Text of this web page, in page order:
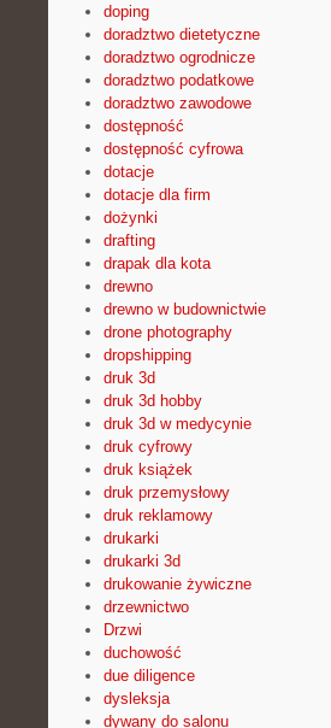
doping
doradztwo dietetyczne
doradztwo ogrodnicze
doradztwo podatkowe
doradztwo zawodowe
dostępność
dostępność cyfrowa
dotacje
dotacje dla firm
dożynki
drafting
drapak dla kota
drewno
drewno w budownictwie
drone photography
dropshipping
druk 3d
druk 3d hobby
druk 3d w medycynie
druk cyfrowy
druk książek
druk przemysłowy
druk reklamowy
drukarki
drukarki 3d
drukowanie żywiczne
drzewnictwo
Drzwi
duchowość
due diligence
dysleksja
dywany do salonu